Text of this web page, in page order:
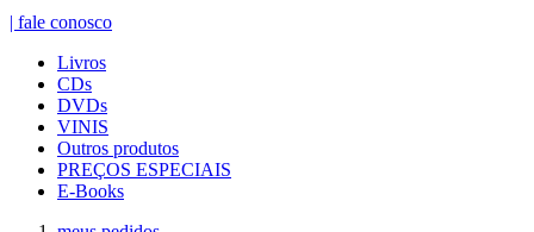
| fale conosco
Livros
CDs
DVDs
VINIS
Outros produtos
PREÇOS ESPECIAIS
E-Books